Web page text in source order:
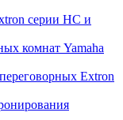
серии HC и
комнат Yamaha
Extron